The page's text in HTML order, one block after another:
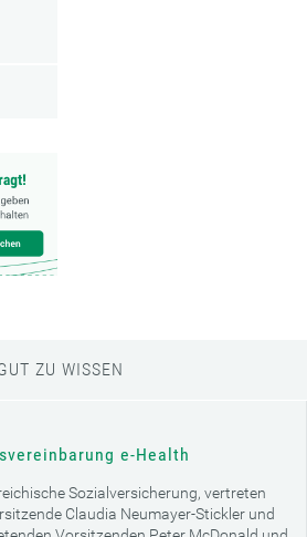
ZU WISSEN
e-Health
Sozialversicherung, vertreten
Claudia Neumayer-Stickler und